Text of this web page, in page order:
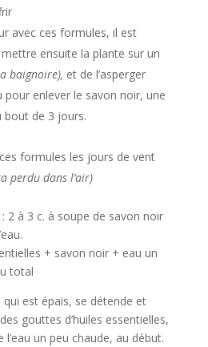
avec ces formules, il est
ensuite la plante sur un
baignoire), et de l’asperger
pour enlever le savon noir, une
bout de 3 jours.
formules les jours de vent
perdu dans l’air)
2 à 3 c. à soupe de savon noir
+ savon noir + eau un
total
est épais, se détende et
gouttes d’huiles essentielles,
un peu chaude, au début.